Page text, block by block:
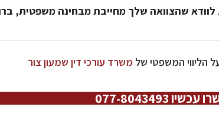
לוודא שהצוואה שלך מחייבת מבחינה משפטית,
הליווי המשפטי של משרד עורכי דין שמעון צור
077-8043493